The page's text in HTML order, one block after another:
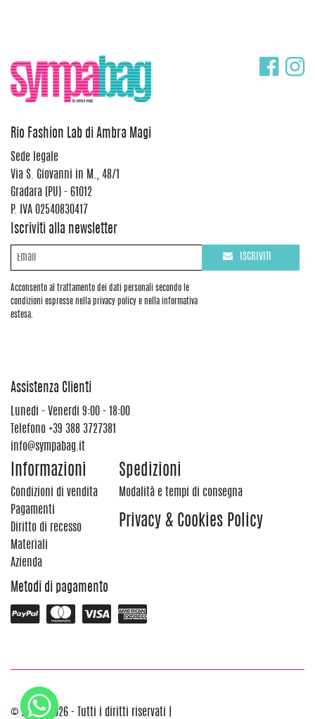
Rio Fashion Lab di Ambra Magi
Sede legale
Via S. Giovanni in M., 48/1
Gradara (PU) - 61012
P. IVA 02540830417
Iscriviti alla newsletter
Acconsento al trattamento dei dati personali secondo le
condizioni espresse nella privacy policy e nella informativa
estesa.
ISCRIVITI
Assistenza Clienti
Lunedi - Venerdi 9:00 - 18:00
Telefono +39 388 3727381
info@sympabag.it
Informazioni
Condizioni di vendita
Pagamenti
Diritto di recesso
Materiali
Azienda
Spedizioni
Modalità e tempi di consegna
Privacy & Cookies Policy
Metodi di pagamento
© 2012 - 2026 - Tutti i diritti riservati |